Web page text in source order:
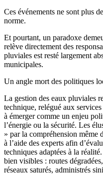
Ces événements ne sont plus
norme.
Et pourtant, un paradoxe
relève directement des
pluviales est resté largement
municipales.
Un angle mort des politiques
La gestion des eaux pluviales
technique, relégué aux
à émerger comme un enjeu
l’énergie ou la sécurité. Les
» par la compréhension même
à l’aide des experts afin
techniques adaptées à la
bien visibles : routes
réseaux saturés, administrés